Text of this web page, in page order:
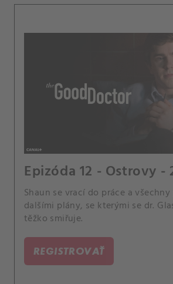
Epizóda 12 - Ostrovy -
Shaun se vrací do práce a
dalšími plány, se kterými se dr.
těžko smiřuje.
REGISTROVAŤ